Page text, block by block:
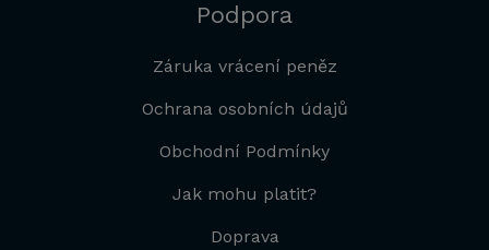
Podpora
Záruka vrácení peněz
Ochrana osobních údajů
Obchodní Podmínky
Jak mohu platit?
Doprava